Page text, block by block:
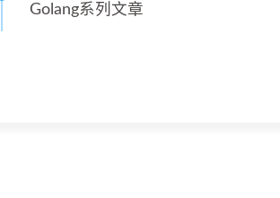
Golang系列文章